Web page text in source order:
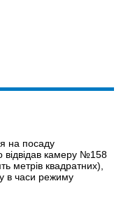
на посаду
відвідав камеру №158
метрів квадратних),
в часи режиму